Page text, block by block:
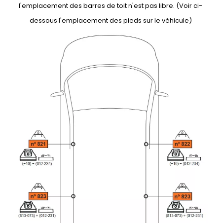
l'emplacement des barres de toit n'est pas libre. (Voir ci-
dessous l'emplacement des pieds sur le véhicule)